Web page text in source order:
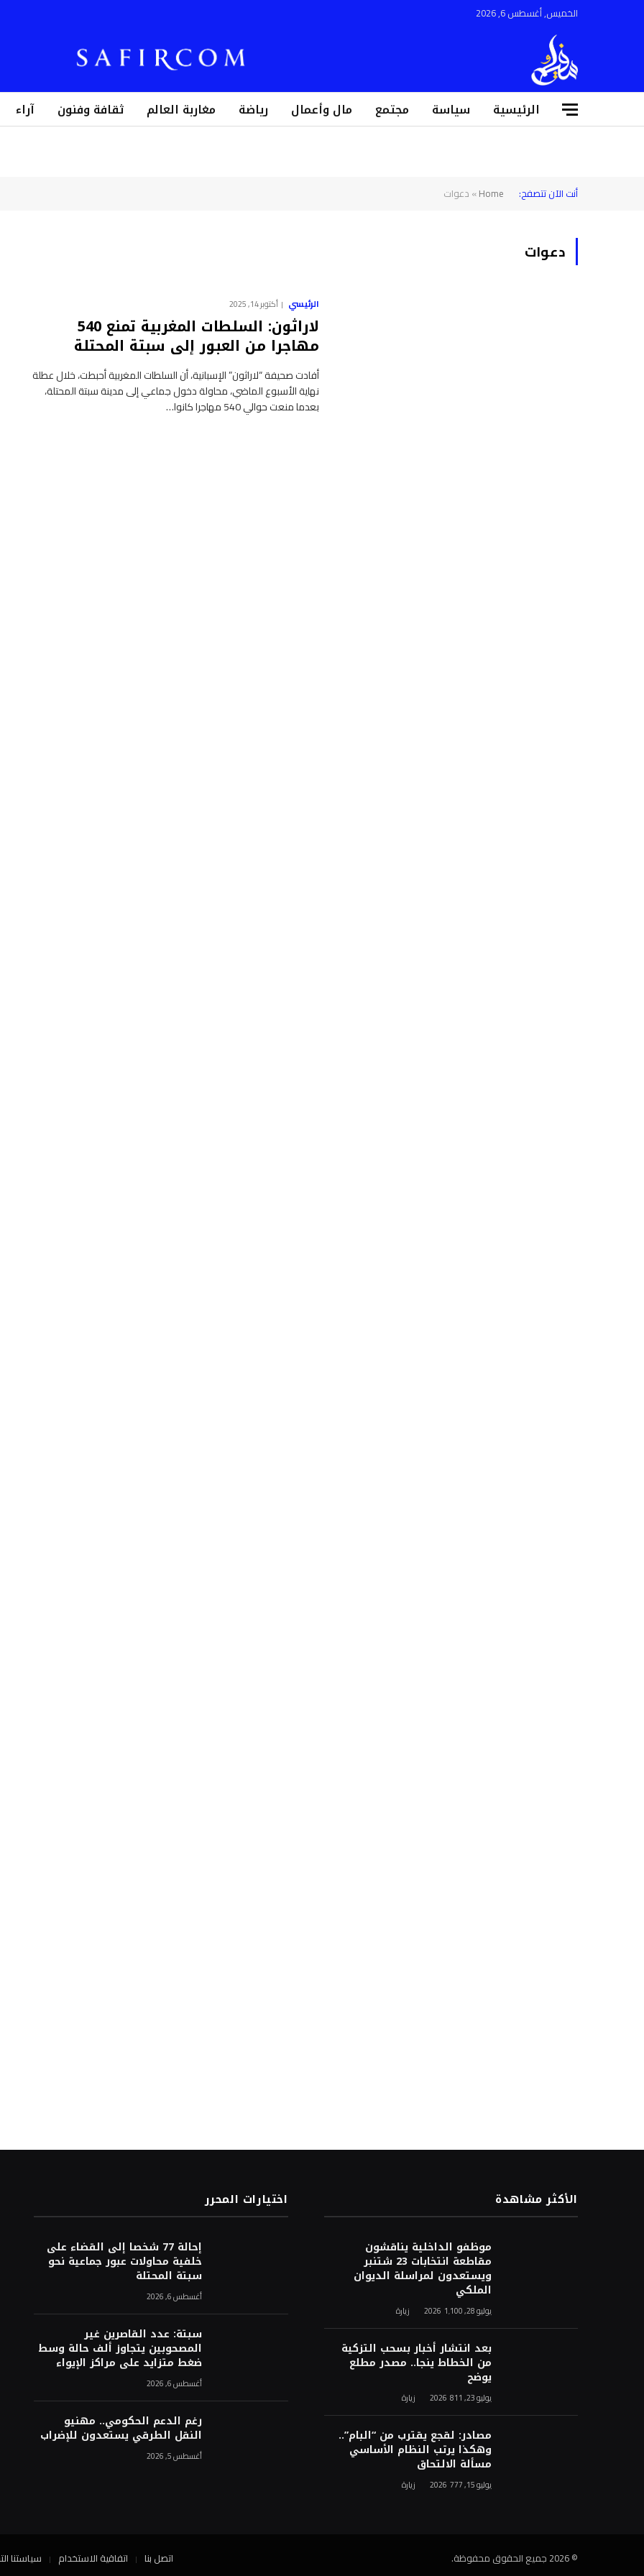
الخميس, أغسطس 6, 2026
الرئيسية سياسة مجتمع مال وأعمال رياضة مغاربة العالم ثقافة وفنون آراء
أنت الآن تتصفح: Home
» دعوات
دعوات
الرئيسي أكتوبر 14, 2025
لاراثون: السلطات المغربية تمنع 540
مهاجرا من العبور إلى سبتة المحتلة
أفادت صحيفة “لاراثون” الإسبانية، أن السلطات المغربية أحبطت، خلال عطلة
نهاية الأسبوع الماضي، محاولة دخول جماعي إلى مدينة سبتة المحتلة،
بعدما منعت حوالي 540 مهاجرا كانوا…
الأكثر مشاهدة
موظفو الداخلية يناقشون
مقاطعة انتخابات 23 شتنبر
ويستعدون لمراسلة الديوان
الملكي
يوليو 28, 2026 1٬100 زيارة
بعد انتشار أخبار بسحب التزكية
من الخطاط ينجا.. مصدر مطلع
يوضح
يوليو 23, 2026 811 زيارة
مصادر: لقجع يقترب من “البام”..
وهكذا يرتب النظام الأساسي
مسألة الالتحاق
يوليو 15, 2026 777 زيارة
اختيارات المحرر
إحالة 77 شخصا إلى القضاء على
خلفية محاولات عبور جماعية نحو
سبتة المحتلة
أغسطس 6, 2026
سبتة: عدد القاصرين غير
المصحوبين يتجاوز ألف حالة وسط
ضغط متزايد على مراكز الإيواء
أغسطس 6, 2026
رغم الدعم الحكومي.. مهنيو
النقل الطرقي يستعدون للإضراب
أغسطس 5, 2026
© 2026 جميع الحقوق محفوظة. اتصل بنا اتفاقية الاستخدام سياستنا